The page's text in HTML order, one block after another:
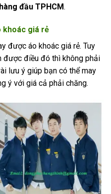
đầu TPHCM.
khoác giá rẻ
được áo khoác giá rẻ. Tuy
được điều đó thì không phải
lưu ý giúp bạn có thể may
ý với giá cả phải chăng.